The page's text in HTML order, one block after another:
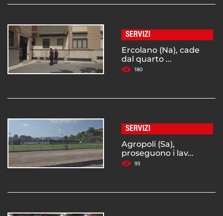
SERVIZI
Ercolano (Na), cade
dal quarto ...
180
SERVIZI
Agropoli (Sa),
proseguono i lav...
93